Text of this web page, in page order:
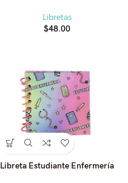
Libretas
$48.00
Libreta Estudiante Enfermería